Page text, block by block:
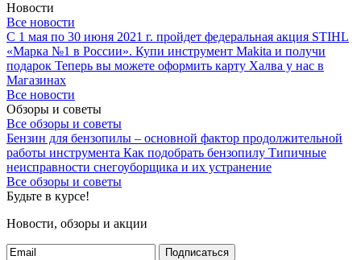
Новости
Все новости
С 1 мая по 30 июня 2021 г. пройдет федеральная акция STIHL
«Марка №1 в России». Купи инструмент Makita и получи
подарок Теперь вы можете оформить карту Халва у нас в
Магазинах
Все новости
Обзоры и советы
Все обзоры и советы
Бензин для бензопилы – основной фактор продолжительной
работы инструмента Как подобрать бензопилу Типичные
неисправности снегоуборщика и их устранение
Все обзоры и советы
Будьте в курсе!
Новости, обзоры и акции
Подписаться